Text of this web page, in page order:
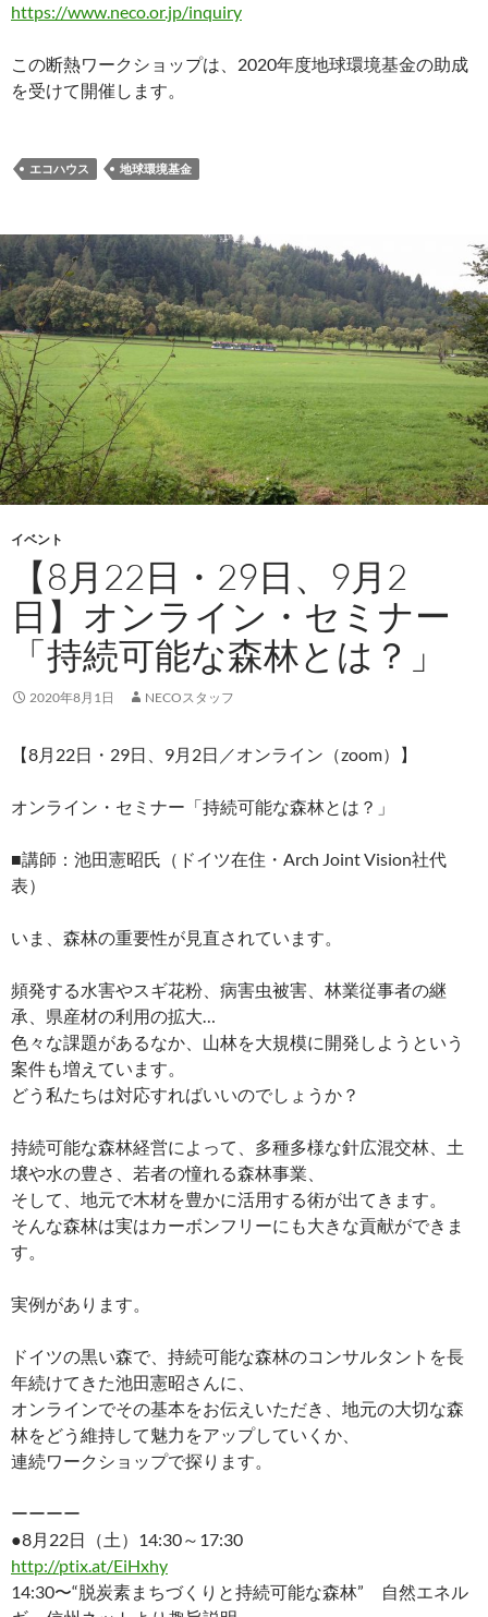
https://www.neco.or.jp/inquiry
この断熱ワークショップは、2020年度地球環境基金の助成
を受けて開催します。
エコハウス 地球環境基金
イベント
【8月22日・29日、9月2
日】オンライン・セミナー
「持続可能な森林とは？」
2020年8月1日 NECOスタッフ
【8月22日・29日、9月2日／オンライン（zoom）】
オンライン・セミナー「持続可能な森林とは？」
■講師：池田憲昭氏（ドイツ在住・Arch Joint Vision社代
表）
いま、森林の重要性が見直されています。
頻発する水害やスギ花粉、病害虫被害、林業従事者の継
承、県産材の利用の拡大…
色々な課題があるなか、山林を大規模に開発しようという
案件も増えています。
どう私たちは対応すればいいのでしょうか？
持続可能な森林経営によって、多種多様な針広混交林、土
壌や水の豊さ、若者の憧れる森林事業、
そして、地元で木材を豊かに活用する術が出てきます。
そんな森林は実はカーボンフリーにも大きな貢献ができま
す。
実例があります。
ドイツの黒い森で、持続可能な森林のコンサルタントを長
年続けてきた池田憲昭さんに、
オンラインでその基本をお伝えいただき、地元の大切な森
林をどう維持して魅力をアップしていくか、
連続ワークショップで探ります。
ーーーー
●8月22日（土）14:30～17:30
http://ptix.at/EiHxhy
14:30〜“脱炭素まちづくりと持続可能な森林” 自然エネル